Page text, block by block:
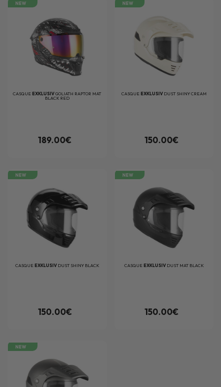
NEW
CASQUEEXKLUSIVGOLIATH RAPTOR MAT
BLACK RED
189.00€
NEW
CASQUE EXKLUSIV DUST SHINY CREAM
150.00€
NEW
CASQUE EXKLUSIV DUST SHINY BLACK
150.00€
NEW
CASQUE EXKLUSIV DUST MAT BLACK
150.00€
NEW